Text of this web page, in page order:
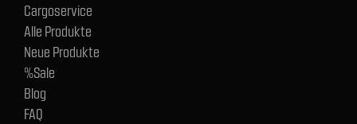
Cargoservice
Alle Produkte
Neue Produkte
%Sale
Blog
FAQ